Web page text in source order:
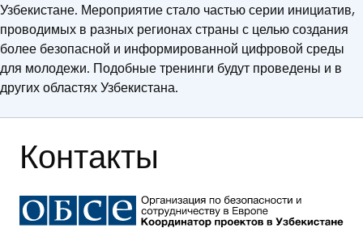
Узбекистане. Мероприятие стало частью серии инициатив,
проводимых в разных регионах страны с целью создания
более безопасной и информированной цифровой среды
для молодежи. Подобные тренинги будут проведены и в
других областях Узбекистана.
Контакты